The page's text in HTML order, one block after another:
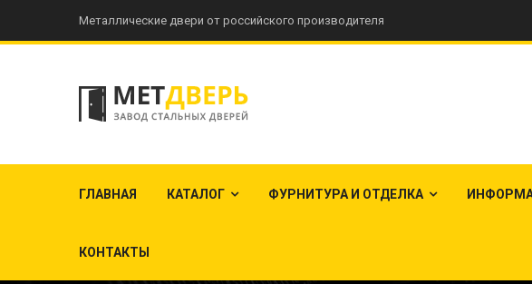
Металлические двери от российского производителя
ГЛАВНАЯ КАТАЛОГ ФУРНИТУРА И ОТДЕЛКА
КОНТАКТЫ